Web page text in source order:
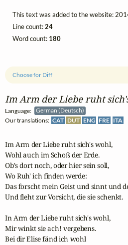
Im Arm der Liebe ruht
Language:
German (Deutsch)
Our translations: CAT DUT ENG FRE ITA
Choose for Diff
Im Arm der Liebe ruht sich's wohl,
Wohl auch im Schoß der Erde.
Ob's dort noch, oder hier sein soll,
Wo Ruh' ich finden werde:
Das forscht mein Geist und sinnt und
Und fleht zur Vorsicht, die sie schenkt.
In Arm der Liebe ruht sich's wohl,
Mir winkt sie ach! vergebens.
Bei dir Elise fänd ich wohl
This text was added to the website:
Line count:24
Word count: 180